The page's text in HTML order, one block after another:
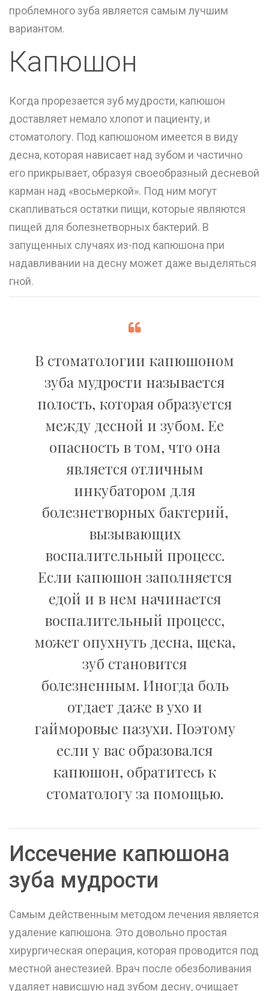
проблемного зуба является самым лучшим
вариантом.
Капюшон
Когда прорезается зуб мудрости, капюшон
доставляет немало хлопот и пациенту, и
стоматологу. Под капюшоном имеется в виду
десна, которая нависает над зубом и частично
его прикрывает, образуя своеобразный десневой
карман над «восьмеркой». Под ним могут
скапливаться остатки пищи, которые являются
пищей для болезнетворных бактерий. В
запущенных случаях из-под капюшона при
надавливании на десну может даже выделяться
гной.
В стоматологии капюшоном
зуба мудрости называется
полость, которая образуется
между десной и зубом. Ее
опасность в том, что она
является отличным
инкубатором для
болезнетворных бактерий,
вызывающих
воспалительный процесс.
Если капюшон заполняется
едой и в нем начинается
воспалительный процесс,
может опухнуть десна, щека,
зуб становится
болезненным. Иногда боль
отдает даже в ухо и
гайморовые пазухи. Поэтому
если у вас образовался
капюшон, обратитесь к
стоматологу за помощью.
Иссечение капюшона
зуба мудрости
Самым действенным методом лечения является
удаление капюшона. Это довольно простая
хирургическая операция, которая проводится под
местной анестезией. Врач после обезболивания
удаляет нависшую над зубом десну, очищает